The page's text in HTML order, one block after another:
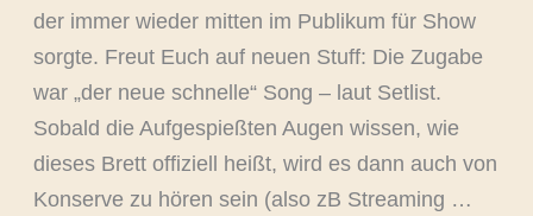
der immer wieder mitten im Publikum für Show
sorgte. Freut Euch auf neuen Stuff: Die Zugabe
war „der neue schnelle“ Song – laut Setlist.
Sobald die Aufgespießten Augen wissen, wie
dieses Brett offiziell heißt, wird es dann auch von
Konserve zu hören sein (also zB Streaming …